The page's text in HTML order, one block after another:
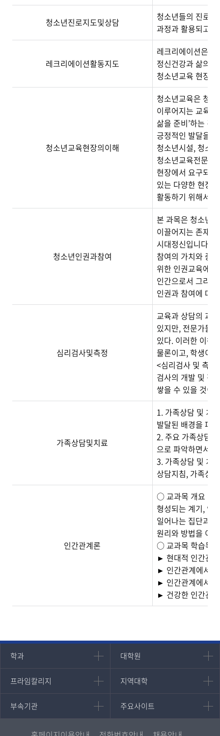
청소년진로지도및상담
청소년들의 진로
과정과 활용되고
레크리에이션활동지도
레크리에이션은
정신건강과 삶의
청소년교육 현장
청소년교육현장의이해
청소년교육은 청
이루어지는 교육
삶을 준비’하는 것
긍정적인 발달을
청소년시설, 청소
청소년교육전문가
현장에서 요구되
있는 다양한 현장
활동하기 위해서
청소년인권과참여
본 과목은 청소년
이끌어지는 존재
시대정신입니다.
참여의 가치와 중
위한 인권교육에
인간으로서 그리
인권과 참여에 대
심리검사및측정
교육과 상담의 과
있지만, 전문가들
있다. 이러한 이해
물론이고, 학생이
<심리검사 및 측정
검사의 개발 및 활
쌓을 수 있을 것이
가족상담및치료
1. 가족상담 및 치
발달된 배경을 파
2. 주요 가족상담
으로 파악하면서
3. 가족상담 및 치
상담지침, 가족상
인간관계론
○ 교과목 개요 및
형성되는 계기, 인
일어나는 집단과
원리와 방법을 이
○ 교과목 학습목표
► 현대적 인간관
► 인간관계에서
► 인간관계에서의
► 건강한 인간관
학과
인문과학대학
국어국문학과
영어영문학과
일본학과
대학원
대학원
대학원
경영대학원
프라임칼리지
프라임칼리지
학사학위과정
평생교육과정
지역대학
지역대학
지역대학 포털
서울지역대학
부속기관
부속기관
중앙도서관
원격교육혁신연구원
주요사이트
주요사이트
멘토링
진로심리상담